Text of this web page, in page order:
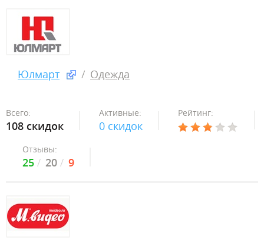
Юлмарт Одежда
Всего:
108 скидок
Активные:
0 скидок
Рейтинг:
Отзывы:
25 20 9